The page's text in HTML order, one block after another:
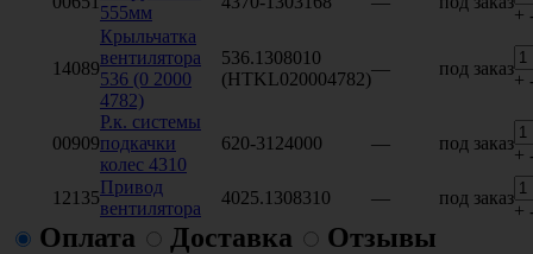
555мм
+
14089
Крыльчатка
вентилятора
536 (0 2000
4782)
536.1308010
(HTKL020004782)
— под заказ
+
00909
Р.к. системы
подкачки
колес 4310
620-3124000 — под заказ
+
12135
Привод
вентилятора
4025.1308310 — под заказ
+
Оплата Доставка Отзывы